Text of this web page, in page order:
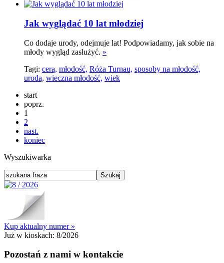
Jak wyglądać 10 lat młodziej
Co dodaje urody, odejmuje lat! Podpowiadamy, jak sobie na
młody wygląd zasłużyć. »
Tagi: cera, młodość, Róża Turnau, sposoby na młodość,
uroda, wieczna młodość, wiek
start
poprz.
1
2
nast.
koniec
Wyszukiwarka
Kup aktualny numer »
Już w kioskach: 8/2026
Pozostań z nami w kontakcie